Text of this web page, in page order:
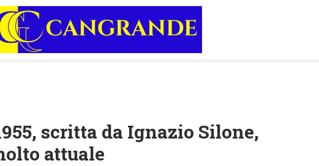
scritta da Ignazio Silone,
attuale